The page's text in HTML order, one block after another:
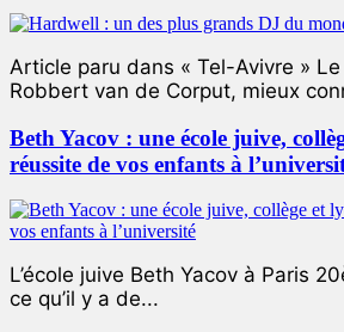
Article paru dans « Tel-Avivre »
Robbert van de Corput, mieux
Beth Yacov : une école juive,
réussite de vos enfants à
L’école juive Beth Yacov à Paris
ce qu’il y a de...